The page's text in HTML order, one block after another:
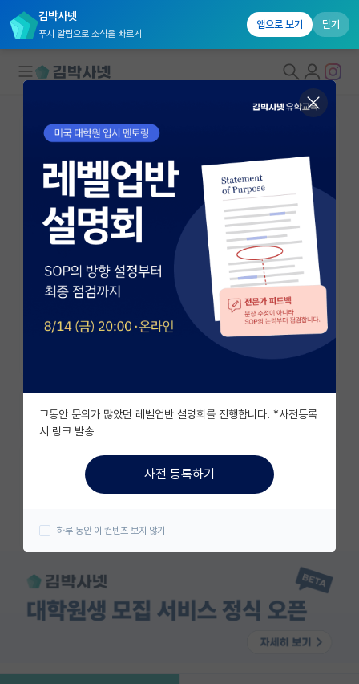
김박사넷
푸시 알림으로 소식을 빠르게
앱으로 보기 닫기
대학원생 모집
국내대학원 정보
연구실&오픈랩
연구실&오픈랩 홈
오픈랩 전체보기
PI 회원 신청
커뮤니티
유학교육
이벤트
반도체 아카데미
재팬라운지 🌸
그동안 문의가 많았던 레벨업반 설명회를 진행합니다. *사전등록
시 링크 발송
사전 등록하기
하루 동안 이 컨텐츠 보지 않기
다양한 서비스를 이용해보세요!
윤기완
KAIST 전기및전자공학부
gwyoon@kaist.ac.kr
http://tnslab.kaist.ac.kr
즐겨찾기